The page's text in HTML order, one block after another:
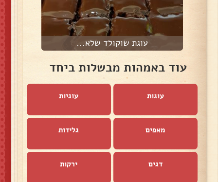
עוגת שוקולד שלא...
עוד באמהות מבשלות ביחד
עוגות עוגיות
מאפים גלידות
דגים ירקות